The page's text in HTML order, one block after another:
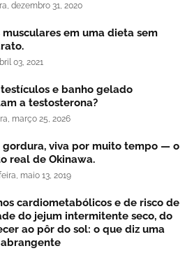
dezembro 31, 2020
musculares em uma dieta sem
03, 2021
testículos e banho gelado
a testosterona?
março 25, 2026
gordura, viva por muito tempo — o
real de Okinawa.
maio 13, 2019
cardiometabólicos e de risco de
do jejum intermitente seco, do
ao pôr do sol: o que diz uma